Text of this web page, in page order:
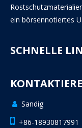
ein börsennotiertes
SCHNELLE
 Sandig
+86-18930817991